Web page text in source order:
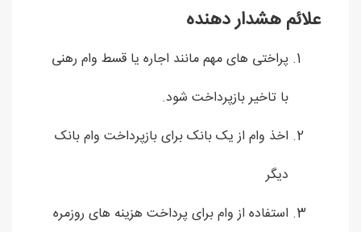
علائم هشدار دهنده
پراختی های مهم مانند اجاره یا قسط وام رهنی
با تاخیر بازپرداخت شود.
اخذ وام از یک بانک برای بازپرداخت وام بانک
دیگر
استفاده از وام برای پرداخت هزینه های روزمره